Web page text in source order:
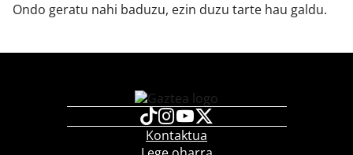
Ondo geratu nahi baduzu, ezin duzu tarte hau galdu.
Kontaktua